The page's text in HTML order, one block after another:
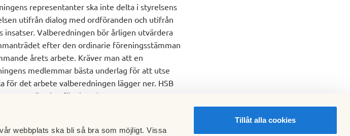
webbplats ska bli så bra som möjligt. Vissa
Tillåt alla cookies
representanter ska inte delta i styrelsens
utifrån dialog med ordföranden och utifrån
Valberedningen bör årligen utvärdera
efter den ordinarie föreningsstämman
årets arbete. Kräver man att en
medlemmar bästa underlag för att utse
för det arbete valberedningen lägger ner. HSB
ges ersättning för sitt arbete.